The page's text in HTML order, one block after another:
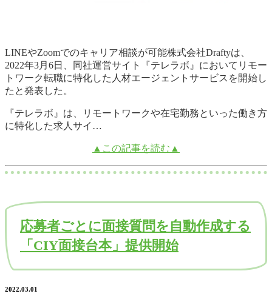
LINEやZoomでのキャリア相談が可能株式会社Draftyは、
2022年3月6日、同社運営サイト『テレラボ』においてリモー
トワーク転職に特化した人材エージェントサービスを開始し
たと発表した。
『テレラボ』は、リモートワークや在宅勤務といった働き方
に特化した求人サイ…
▲この記事を読む▲
応募者ごとに面接質問を自動作成する
「CIY面接台本」提供開始
2022.03.01